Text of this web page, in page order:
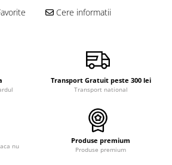
Cere informatii
Transport Gratuit peste 300 lei
Transport national
nu
Produse premium
Produse premium